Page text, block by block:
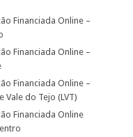
Financiada Online –
Financiada Online –
Financiada Online –
Vale do Tejo (LVT)
Financiada Online